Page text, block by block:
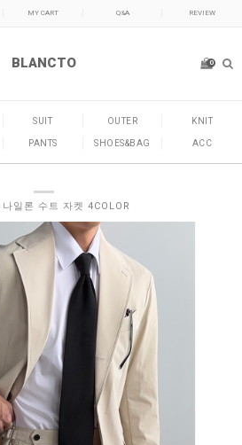
MY CART Q&A REVIEW
BLANCTO 0
SUIT OUTER KNIT
PANTS SHOES&BAG ACC
나일론 수트 자켓 4COLOR